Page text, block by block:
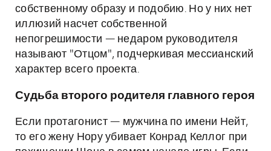
собственному образу и подобию. Но у них нет
иллюзий насчет собственной
непогрешимости — недаром руководителя
называют "Отцом", подчеркивая мессианский
характер всего проекта.
Судьба второго родителя главного героя
Если протагонист — мужчина по имени Нейт,
то его жену Нору убивает Конрад Келлог при